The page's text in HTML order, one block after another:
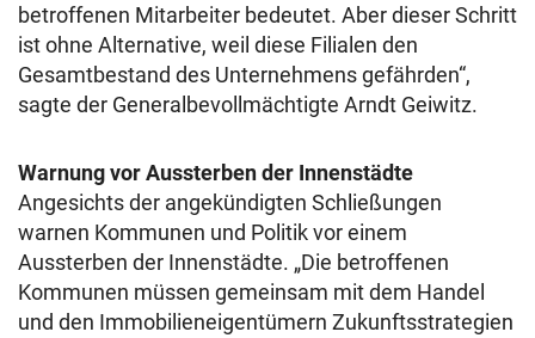
betroffenen Mitarbeiter bedeutet. Aber dieser Schritt
ist ohne Alternative, weil diese Filialen den
Gesamtbestand des Unternehmens gefährden“,
sagte der Generalbevollmächtigte Arndt Geiwitz.
Warnung vor Aussterben der Innenstädte
Angesichts der angekündigten Schließungen
warnen Kommunen und Politik vor einem
Aussterben der Innenstädte. „Die betroffenen
Kommunen müssen gemeinsam mit dem Handel
und den Immobilieneigentümern Zukunftsstrategien